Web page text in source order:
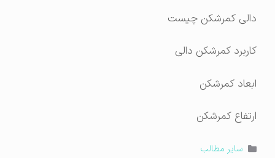
دالی کمرشکن چیست
کاربرد کمرشکن دالی
ابعاد کمرشکن
ارتفاع کمرشکن
دسته‌ها
سایر مطالب